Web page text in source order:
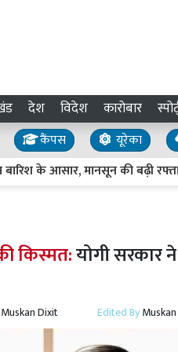
देश विदेश कारोबार
कैंपस यूरेका
के आसार, मानसून की बढ़ी रफ्तार,
किस्मत:योगी सरकार
Muskan Dixit Edited By